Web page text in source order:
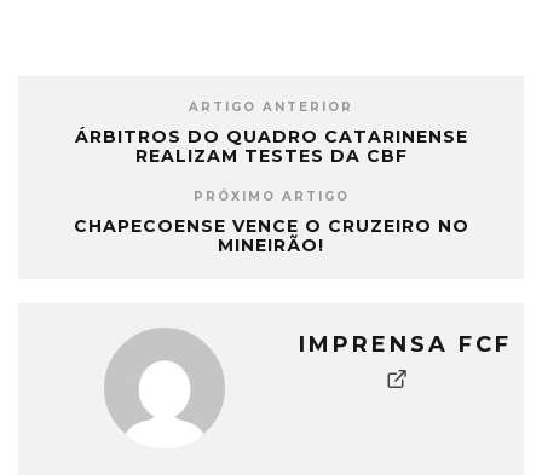
ARTIGO ANTERIOR
ÁRBITROS DO QUADRO CATARINENSE
REALIZAM TESTES DA CBF
PRÓXIMO ARTIGO
CHAPECOENSE VENCE O CRUZEIRO NO
MINEIRÃO!
IMPRENSA FCF